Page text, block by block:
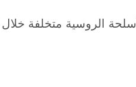
الروسية متخلفة خلال